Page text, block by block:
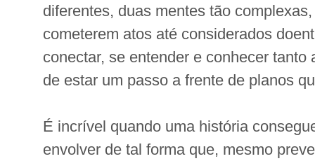
diferentes, duas mentes tão
cometerem atos até considerados
conectar, se entender e conhecer tanto
de estar um passo a frente de planos
É incrível quando uma história
envolver de tal forma que, mesmo